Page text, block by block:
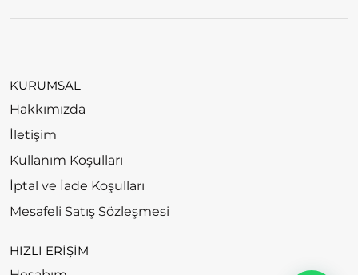
KURUMSAL
Hakkımızda
İletişim
Kullanım Koşulları
İptal ve İade Koşulları
Mesafeli Satış Sözleşmesi
HIZLI ERİŞİM